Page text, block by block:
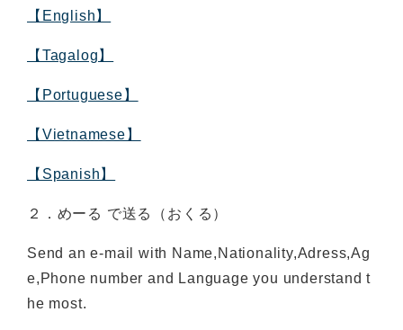
【English】
【Tagalog】
【Portuguese】
【Vietnamese】
【Spanish】
２．めーる で送る（おくる）
Send an e-mail with Name,Nationality,Adress,Ag
e,Phone number and Language you understand t
he most.